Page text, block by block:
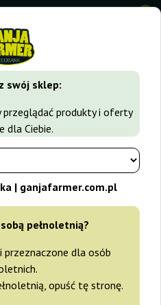
swój sklep:
przeglądać produkty i oferty
dla Ciebie.
| ganjafarmer.com.pl
pełnoletnią?
dla osób
opuść tę stronę.
0
Baza wiedzy
medycznego użycia
od starożytności do
2026-07-29
– co to takiego, do
i który wybrać?